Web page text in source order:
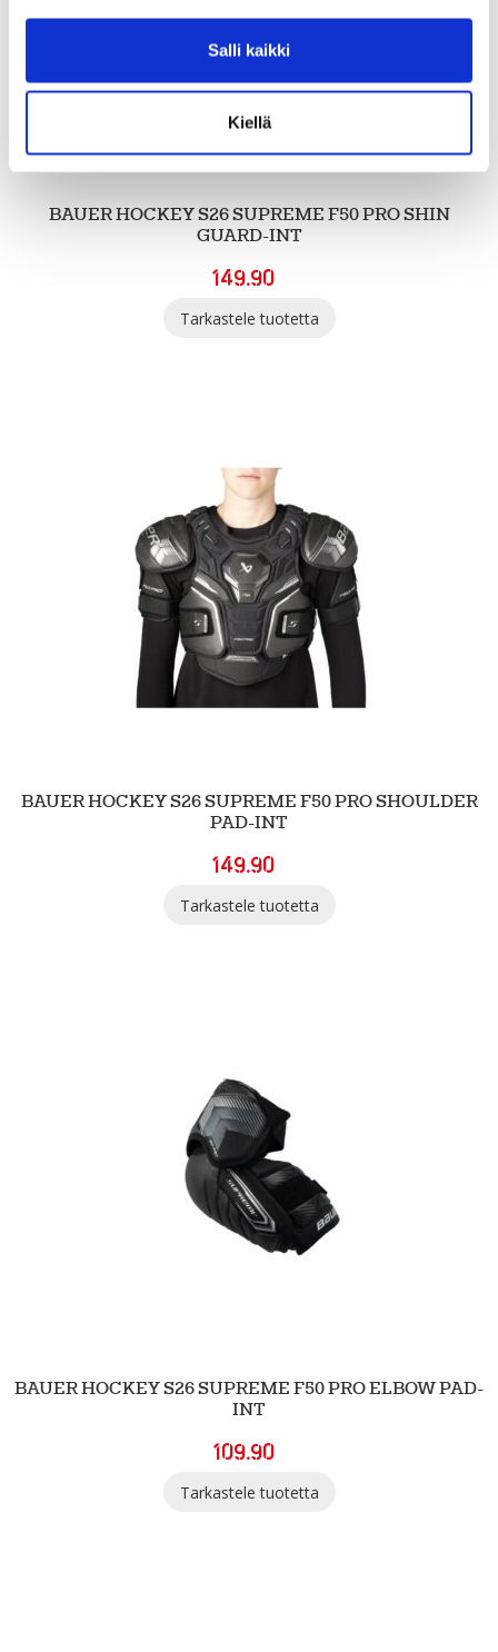
Salli kaikki
Kiellä
BAUER HOCKEY S26 SUPREME F50 PRO SHIN
GUARD-INT
149.90
Tarkastele tuotetta
BAUER HOCKEY S26 SUPREME F50 PRO SHOULDER
PAD-INT
149.90
Tarkastele tuotetta
BAUER HOCKEY S26 SUPREME F50 PRO ELBOW PAD-
INT
109.90
Tarkastele tuotetta